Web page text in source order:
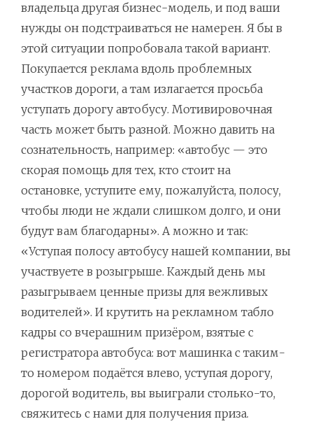
владельца другая бизнес-модель, и под ваши
нужды он подстраиваться не намерен. Я бы в
этой ситуации попробовала такой вариант.
Покупается реклама вдоль проблемных
участков дороги, а там излагается просьба
уступать дорогу автобусу. Мотивировочная
часть может быть разной. Можно давить на
сознательность, например: «автобус — это
скорая помощь для тех, кто стоит на
остановке, уступите ему, пожалуйста, полосу,
чтобы люди не ждали слишком долго, и они
будут вам благодарны». А можно и так:
«Уступая полосу автобусу нашей компании, вы
участвуете в розыгрыше. Каждый день мы
разыгрываем ценные призы для вежливых
водителей». И крутить на рекламном табло
кадры со вчерашним призёром, взятые с
регистратора автобуса: вот машинка с таким-
то номером подаётся влево, уступая дорогу,
дорогой водитель, вы выиграли столько-то,
свяжитесь с нами для получения приза.